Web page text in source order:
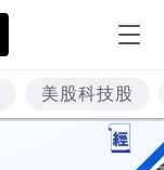
美股科技股